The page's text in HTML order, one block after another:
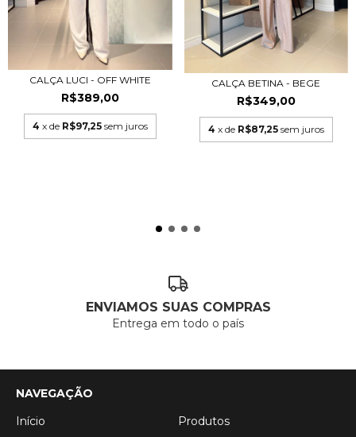
CALÇA LUCI - OFF WHITE
R$389,00
4 x de R$97,25 sem juros
CALÇA BETINA - BEGE
R$349,00
4 x de R$87,25 sem juros
ENVIAMOS SUAS COMPRAS
Entrega em todo o país
NAVEGAÇÃO
Início
Produtos